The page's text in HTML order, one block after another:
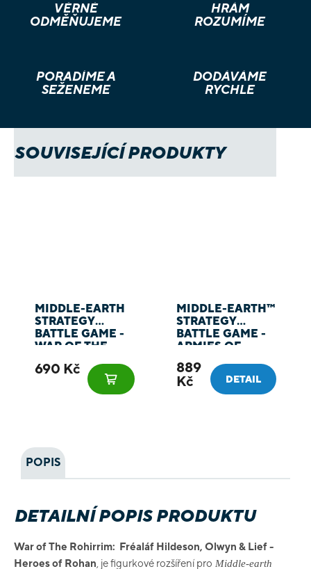
VĚRNÉ
ODMĚŇUJEME
HRÁM
ROZUMÍME
PORADÍME A
SEŽENEME
DODÁVÁME
RYCHLE
SOUVISEJÍCÍ PRODUKTY
MIDDLE-EARTH
STRATEGY
BATTLE GAME -
WAR OF THE
HELM
HAMMERHAND -
KING OF ROHAN
690 Kč
MIDDLE-EARTH™
STRATEGY
BATTLE GAME -
ARMIES OF
2025
889
Kč
DETAIL
POPIS
DETAILNÍ POPIS PRODUKTU
War of The Rohirrim: Fréaláf Hildeson, Olwyn & Lief -
Heroes of Rohan , je figurkové rozšíření pro Middle-earth